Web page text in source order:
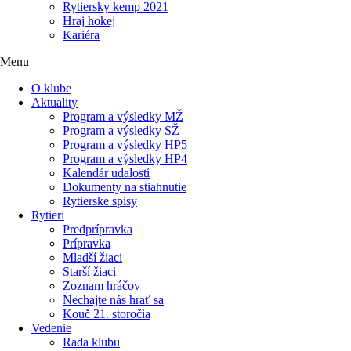
Rytiersky kemp 2021
Hraj hokej
Kariéra
Menu
O klube
Aktuality
Program a výsledky MŽ
Program a výsledky SŽ
Program a výsledky HP5
Program a výsledky HP4
Kalendár udalostí
Dokumenty na stiahnutie
Rytierske spisy
Rytieri
Predprípravka
Prípravka
Mladší žiaci
Starší žiaci
Zoznam hráčov
Nechajte nás hrať sa
Kouč 21. storočia
Vedenie
Rada klubu